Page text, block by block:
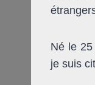
Né le 25
je suis